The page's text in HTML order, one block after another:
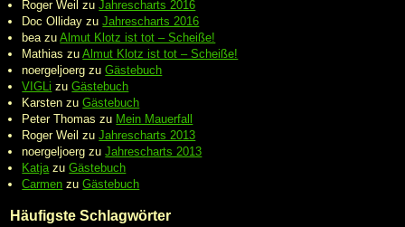
Roger Weil zuJahrescharts 2016
Doc Olliday zuJahrescharts 2016
beazuAlmut Klotz ist tot – Scheiße!
Mathias zuAlmut Klotz ist tot – Scheiße!
noergeljoerg zuGästebuch
VIGLi zuGästebuch
Karsten zuGästebuch
Peter Thomas zu Mein Mauerfall
Roger Weil zuJahrescharts 2013
noergeljoerg zuJahrescharts 2013
KatjazuGästebuch
Carmen zuGästebuch
Häufigste Schlagwörter